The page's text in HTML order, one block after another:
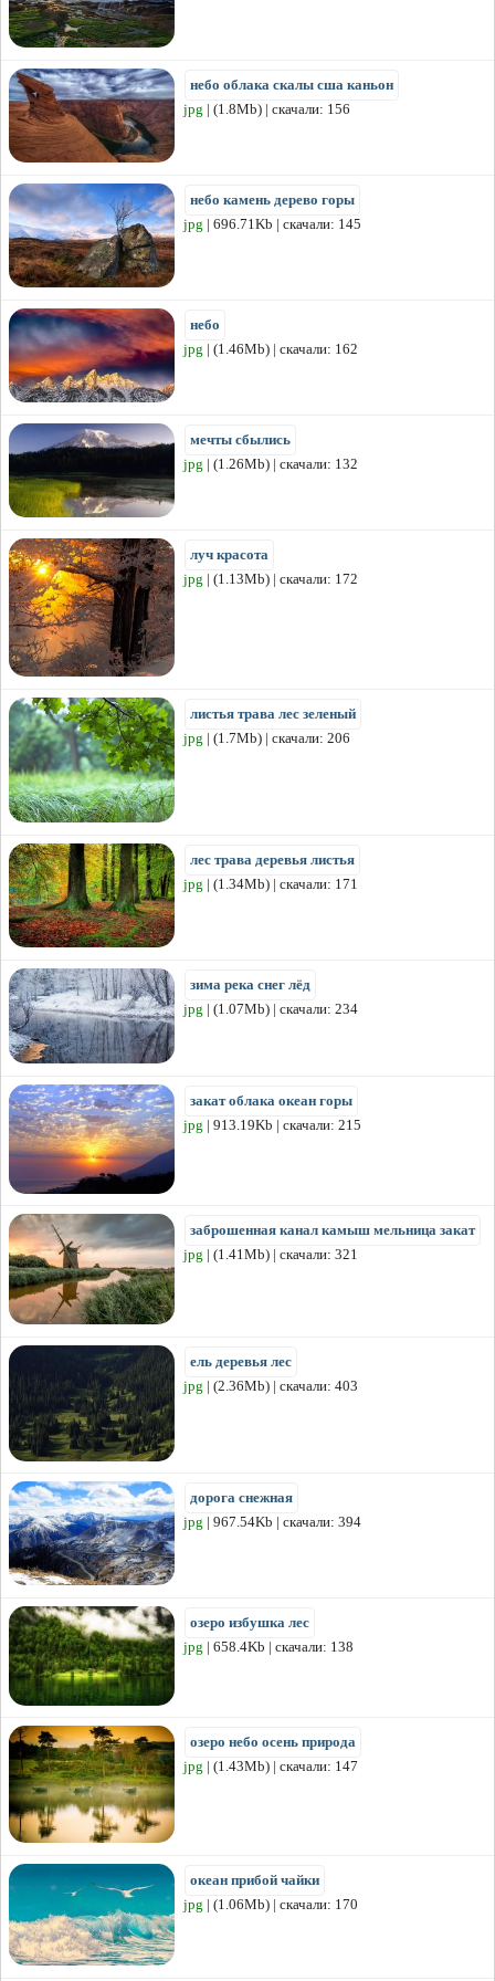
небо облака скалы сша каньон
jpg | (1.8Mb) | скачали: 156
небо камень дерево горы
jpg | 696.71Kb | скачали: 145
небо
jpg | (1.46Mb) | скачали: 162
мечты сбылись
jpg | (1.26Mb) | скачали: 132
луч красота
jpg | (1.13Mb) | скачали: 172
листья трава лес зеленый
jpg | (1.7Mb) | скачали: 206
лес трава деревья листья
jpg | (1.34Mb) | скачали: 171
зима река снег лёд
jpg | (1.07Mb) | скачали: 234
закат облака океан горы
jpg | 913.19Kb | скачали: 215
заброшенная канал камыш мельница закат
jpg | (1.41Mb) | скачали: 321
ель деревья лес
jpg | (2.36Mb) | скачали: 403
дорога снежная
jpg | 967.54Kb | скачали: 394
озеро избушка лес
jpg | 658.4Kb | скачали: 138
озеро небо осень природа
jpg | (1.43Mb) | скачали: 147
океан прибой чайки
jpg | (1.06Mb) | скачали: 170